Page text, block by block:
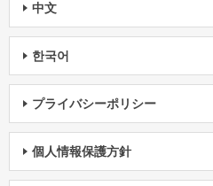
中文
한국어
プライバシーポリシー
個人情報保護方針